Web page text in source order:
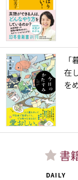
在
を
書
DAILY